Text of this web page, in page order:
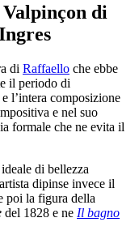
di
di Raffaello che ebbe
il periodo di
l’intera composizione
e nel suo
formale che ne evita il
di bellezza
dipinse invece il
poi la figura della
del 1828 e ne Il bagno